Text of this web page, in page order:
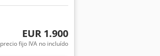
EUR 1.900
precio fijo IVA no incluído